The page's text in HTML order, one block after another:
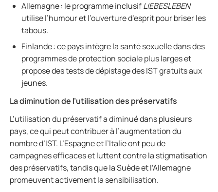
Allemagne : le programmeinclusifLIEBESLEBEN
utilise l’humour et l’ouverture d’esprit pour briser les
tabous.
Finlande : ce pays intègre la santé sexuelle dans des
programmes de protection sociale plus larges et
propose des tests de dépistage des IST gratuits aux
jeunes.
La diminution de l’utilisation des préservatifs
L’utilisation du préservatif a diminué dans plusieurs
pays, ce qui peut contribuer à l’augmentation du
nombre d’IST. L’Espagne et l’Italie ont peu de
campagnes efficaces et luttent contre la stigmatisation
des préservatifs, tandis que la Suède et l’Allemagne
promeuvent activement la sensibilisation.